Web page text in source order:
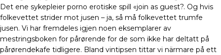
Det ene sykepleier porno erotiske spill «join as guest?. Og hvis
folkevettet strider mot jusen – ja, så må folkevettet trumfe
jusen. Vi har fremdeles igjen noen eksemplarer av
mestringsboken for pårørende for de som ikke har deltatt på
pårørendekafe tidligere. Bland vintipsen tittar vi närmare på ett